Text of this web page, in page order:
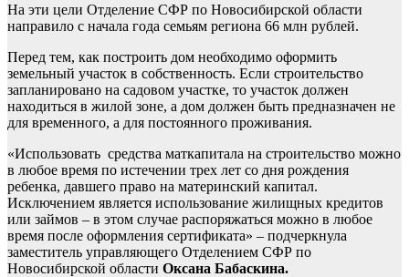
На эти цели Отделение СФР по Новосибирской области
направило с начала года семьям региона 66 млн рублей.
Перед тем, как построить дом необходимо оформить
земельный участок в собственность. Если строительство
запланировано на садовом участке, то участок должен
находиться в жилой зоне, а дом должен быть предназначен не
для временного, а для постоянного проживания.
«Использовать средства маткапитала на строительство можно
в любое время по истечении трех лет со дня рождения
ребенка, давшего право на материнский капитал.
Исключением является использование жилищных кредитов
или займов – в этом случае распоряжаться можно в любое
время после оформления сертификата» – подчеркнула
заместитель управляющего Отделением СФР по
Новосибирской области Оксана Бабаскина.